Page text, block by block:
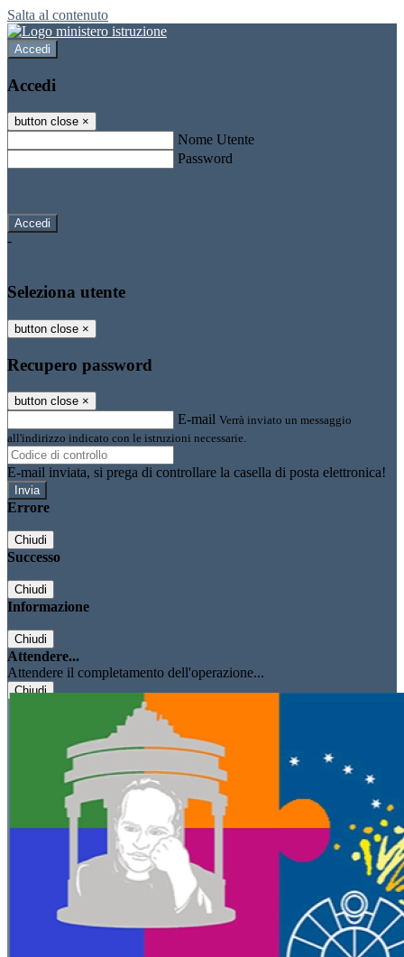
Salta al contenuto
Accedi
Accedi
button close ×
Nome Utente
Password
-
Seleziona utente
button close ×
Recupero password
button close ×
E-mail Verrà inviato un messaggio
all'indirizzo indicato con le istruzioni necessarie.
E-mail inviata, si prega di controllare la casella di posta elettronica!
Errore
Chiudi
Successo
Chiudi
Informazione
Chiudi
Attendere...
Attendere il completamento dell'operazione...
Chiudi